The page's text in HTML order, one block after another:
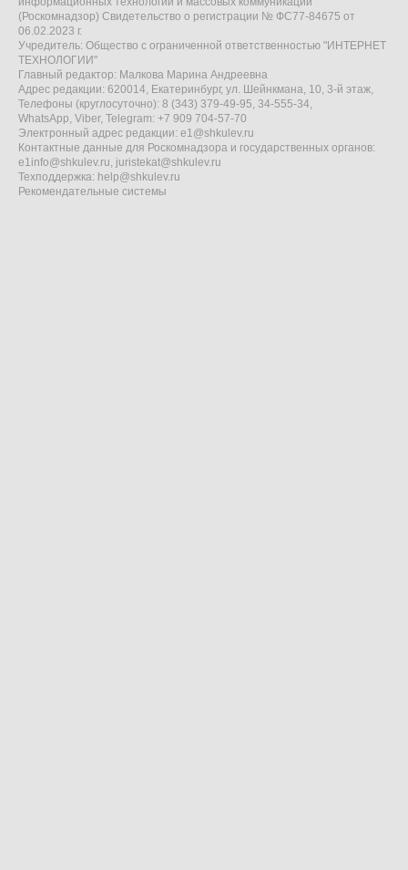
(Роскомнадзор) Свидетельство о регистрации № ФС77-84675 от
06.02.2023 г.
Учредитель: Общество с ограниченной ответственностью "ИНТЕРНЕТ
ТЕХНОЛОГИИ"
Главный редактор: Малкова Марина Андреевна
Адрес редакции: 620014, Екатеринбург, ул. Шейнкмана, 10, 3-й этаж,
Телефоны (круглосуточно): 8 (343) 379-49-95, 34-555-34,
WhatsApp, Viber, Telegram: +7 909 704-57-70
Электронный адрес редакции: e1@shkulev.ru
Контактные данные для Роскомнадзора и государственных органов:
e1info@shkulev.ru, juristekat@shkulev.ru
Техподдержка: help@shkulev.ru
Рекомендательные системы